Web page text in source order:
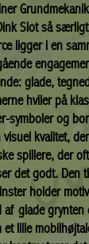
Slot så
ligger i en
glade,
hviler på
symboler og
kvalitet,
spillere, der
det godt. Den
holder
af glade
lille